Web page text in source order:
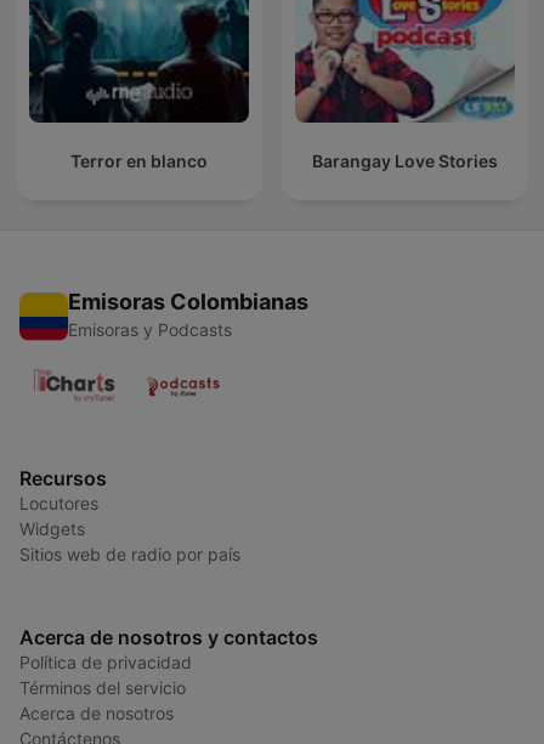
Terror en blanco Barangay Love Stories
Emisoras Colombianas
Emisoras y Podcasts
Recursos
Locutores
Widgets
Sitios web de radio por país
Acerca de nosotros y contactos
Política de privacidad
Términos del servicio
Acerca de nosotros
Contáctenos